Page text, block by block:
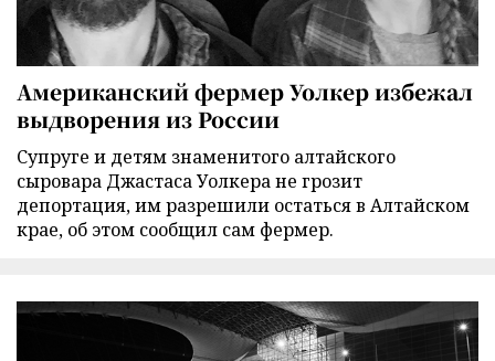
Американский фермер Уолкер избежал
выдворения из России
Супруге и детям знаменитого алтайского
сыровара Джастаса Уолкера не грозит
депортация, им разрешили остаться в Алтайском
крае, об этом сообщил сам фермер.